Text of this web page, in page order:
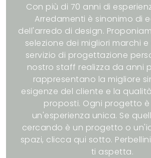
Con più di 70 anni di
Arredamenti è sinonimo di
dell'arredo di design.
selezione dei migliori marchi
servizio di progettazione
nostro staff realizza da anni
rappresentano la migliore
esigenze del cliente e la
proposti. Ogni progetto
un'esperienza unica. Se
cercando è un progetto o
spazi, clicca qui sotto.
ti aspetta.